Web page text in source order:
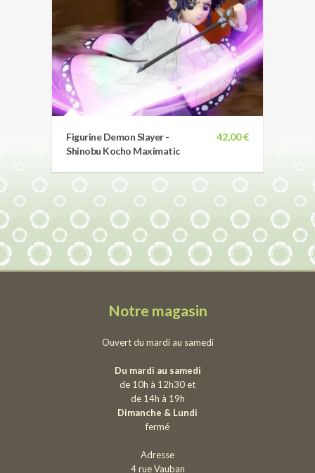
42,00 €
Figurine Demon Slayer -
Shinobu Kocho Maximatic
Notre magasin
Ouvert du mardi au samedi
Du mardi au samedi
de 10h à 12h30 et
de 14h à 19h
Dimanche & Lundi
fermé
Adresse
4 rue Vauban